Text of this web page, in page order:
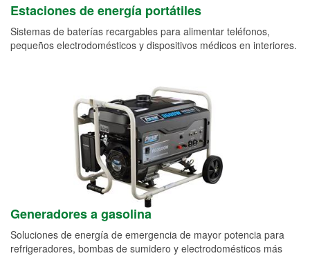
Estaciones de energía portátiles
Sistemas de baterías recargables para alimentar teléfonos,
pequeños electrodomésticos y dispositivos médicos en interiores.
Generadores a gasolina
Soluciones de energía de emergencia de mayor potencia para
refrigeradores, bombas de sumidero y electrodomésticos más